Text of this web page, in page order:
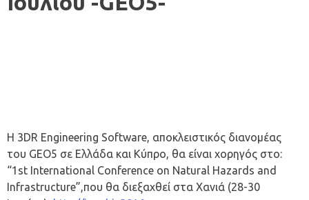
Η 3DR Engineering Software, αποκλειστικός διανομέας
του GEO5 σε Ελλάδα και Κύπρο, θα είναι χορηγός στο:
“1st International Conference on Natural Hazards and
Infrastructure”,που θα διεξαχθεί στα Χανιά (28-30